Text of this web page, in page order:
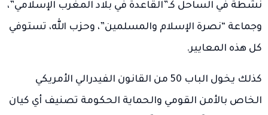
نشطة في الساحل كـ”القاعدة في بلاد المغرب الإسلامي”،
وجماعة “نصرة الإسلام والمسلمين”، وحزب الله، تستوفي
كل هذه المعايير.
كذلك يخول الباب 50 من القانون الفيدرالي الأمريكي
الخاص بالأمن القومي والحماية الحكومة تصنيف أي كيان